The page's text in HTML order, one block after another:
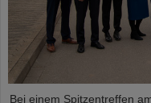
Bei einem Spitzentreffen